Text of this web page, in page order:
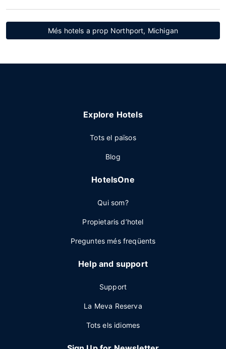
Més hotels a prop Northport, Michigan
Explore Hotels
Tots el països
Blog
HotelsOne
Qui som?
Propietaris d’hotel
Preguntes més freqüents
Help and support
Support
La Meva Reserva
Tots els idiomes